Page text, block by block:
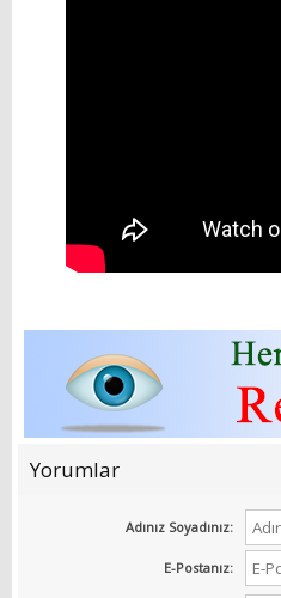
Yorumlar
Adınız Soyadınız:
E-Postanız: